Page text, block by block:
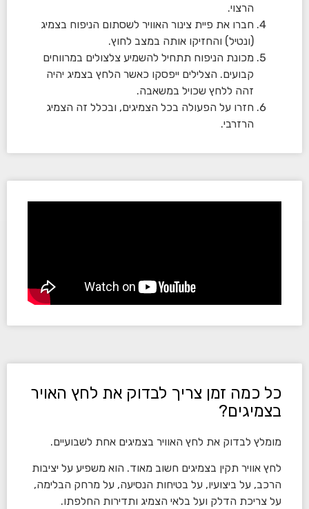
הרצוי.
חברו את פיית צינור האוויר לשסתום הניפוח בצמיג
(ונטיל) והחזיקו אותה במצב לחוץ.
מכונת הניפוח תתחיל להשמיע צלצולים במרווחים
קבועים. הצלילים ייפסקו כאשר הלחץ בצמיג יהיה
זהה ללחץ שכויל במשאבה.
חזרו על הפעולה בכל הצמיגים, ובכלל זה הצמיג
הרזרבי.
כל כמה זמן צריך לבדוק את לחץ האויר
בצמיגים?
מומלץ לבדוק את לחץ האוויר בצמיגים אחת לשבועיים.
לחץ אוויר תקין בצמיגים חשוב מאוד. הוא משפיע על יציבות
הרכב, על ביצועיו, על בטיחות הנסיעה, על מרחק הבלימה,
על צריכת הדלק ועל בלאי הצמיג ותדירות החלפתו.